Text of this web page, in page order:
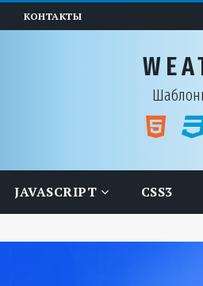
КОНТАКТЫ
JAVASCRIPT CSS3